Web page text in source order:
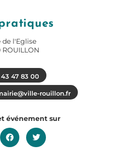
de l'Eglise
ROUILLON
47 83 00
rouillon.fr
événement sur